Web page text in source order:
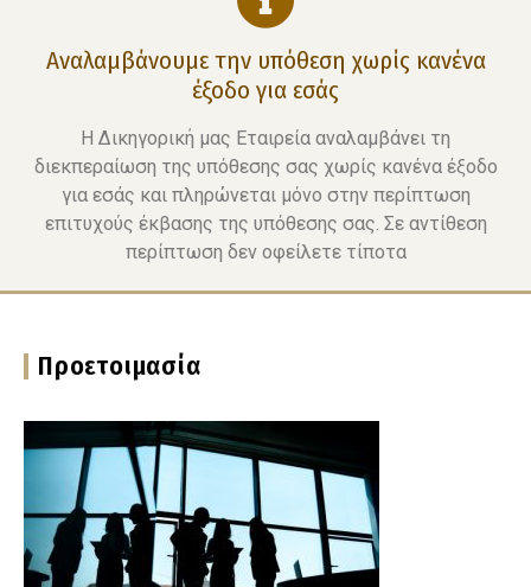
Αναλαμβάνουμε την υπόθεση χωρίς κανένα
έξοδο για εσάς
Η Δικηγορική μας Εταιρεία αναλαμβάνει τη
διεκπεραίωση της υπόθεσης σας χωρίς κανένα έξοδο
για εσάς και πληρώνεται μόνο στην περίπτωση
επιτυχούς έκβασης της υπόθεσης σας. Σε αντίθεση
περίπτωση δεν οφείλετε τίποτα
Προετοιμασία